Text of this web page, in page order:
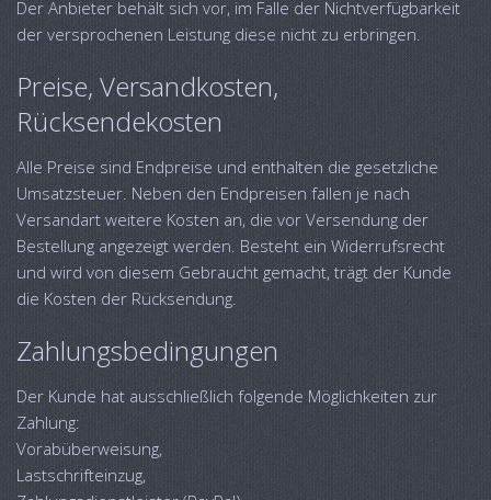
Der Anbieter behält sich vor, im Falle der Nichtverfügbarkeit
der versprochenen Leistung diese nicht zu erbringen.
Preise, Versandkosten,
Rücksendekosten
Alle Preise sind Endpreise und enthalten die gesetzliche
Umsatzsteuer. Neben den Endpreisen fallen je nach
Versandart weitere Kosten an, die vor Versendung der
Bestellung angezeigt werden. Besteht ein Widerrufsrecht
und wird von diesem Gebraucht gemacht, trägt der Kunde
die Kosten der Rücksendung.
Zahlungsbedingungen
Der Kunde hat ausschließlich folgende Möglichkeiten zur
Zahlung:
Vorabüberweisung,
Lastschrifteinzug,